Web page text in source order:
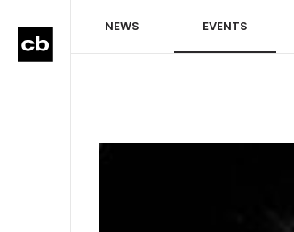
NEWS EVENTS